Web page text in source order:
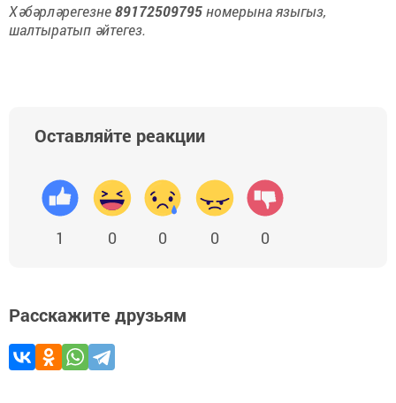
Хәбәрләрегезне89172509795номерына языгыз,
шалтыратып әйтегез.
Оставляйте реакции
1 0 0 0 0
Расскажите друзьям